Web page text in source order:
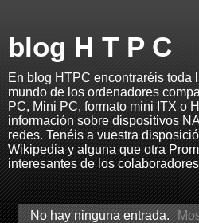
blog H T P C
En blog HTPC encontraréis toda
mundo de los ordenadores
PC, Mini PC, formato mini ITX o
información sobre dispositivos
redes. Tenéis a vuestra
Wikipedia y alguna que otra
interesantes de los
No hay ninguna entrada.